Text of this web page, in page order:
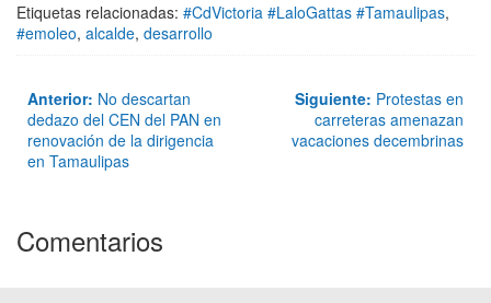
Etiquetas relacionadas: #CdVictoria #LaloGattas #Tamaulipas,
#emoleo, alcalde, desarrollo
Anterior: No descartan
dedazo del CEN del PAN en
renovación de la dirigencia
en Tamaulipas
Siguiente: Protestas en
carreteras amenazan
vacaciones decembrinas
Comentarios